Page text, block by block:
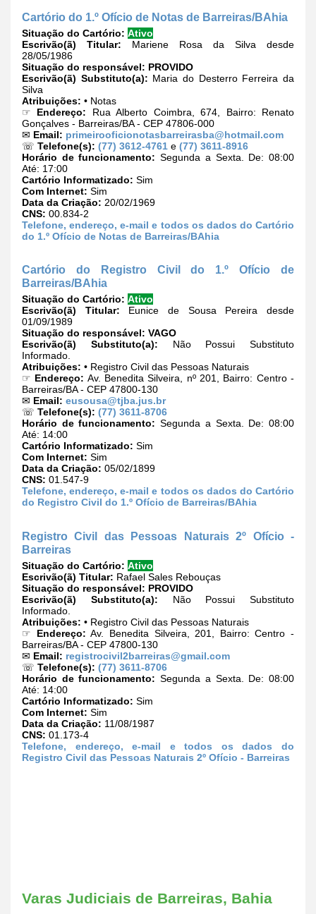
Cartório do 1.º Ofício de Notas de Barreiras/BAhia
Situação do Cartório: Ativo
Escrivão(ã) Titular: Mariene Rosa da Silva desde
28/05/1986
Situação do responsável: PROVIDO
Escrivão(ã) Substituto(a): Maria do Desterro Ferreira da
Silva
Atribuições: • Notas
☞ Endereço: Rua Alberto Coimbra, 674, Bairro: Renato
Gonçalves - Barreiras/BA - CEP 47806-000
✉ Email: primeirooficionotasbarreirasba@hotmail.com
☏ Telefone(s): (77) 3612-4761 e (77) 3611-8916
Horário de funcionamento: Segunda a Sexta. De: 08:00
Até: 17:00
Cartório Informatizado: Sim
Com Internet: Sim
Data da Criação: 20/02/1969
CNS: 00.834-2
Telefone, endereço, e-mail e todos os dados do Cartório
do 1.º Ofício de Notas de Barreiras/BAhia
Cartório do Registro Civil do 1.º Ofício de
Barreiras/BAhia
Situação do Cartório: Ativo
Escrivão(ã) Titular: Eunice de Sousa Pereira desde
01/09/1989
Situação do responsável: VAGO
Escrivão(ã) Substituto(a): Não Possui Substituto
Informado.
Atribuições: • Registro Civil das Pessoas Naturais
☞ Endereço: Av. Benedita Silveira, nº 201, Bairro: Centro -
Barreiras/BA - CEP 47800-130
✉ Email: eusousa@tjba.jus.br
☏ Telefone(s): (77) 3611-8706
Horário de funcionamento: Segunda a Sexta. De: 08:00
Até: 14:00
Cartório Informatizado: Sim
Com Internet: Sim
Data da Criação: 05/02/1899
CNS: 01.547-9
Telefone, endereço, e-mail e todos os dados do Cartório
do Registro Civil do 1.º Ofício de Barreiras/BAhia
Registro Civil das Pessoas Naturais 2º Ofício -
Barreiras
Situação do Cartório: Ativo
Escrivão(ã) Titular: Rafael Sales Rebouças
Situação do responsável: PROVIDO
Escrivão(ã) Substituto(a): Não Possui Substituto
Informado.
Atribuições: • Registro Civil das Pessoas Naturais
☞ Endereço: Av. Benedita Silveira, 201, Bairro: Centro -
Barreiras/BA - CEP 47800-130
✉ Email: registrocivil2barreiras@gmail.com
☏ Telefone(s): (77) 3611-8706
Horário de funcionamento: Segunda a Sexta. De: 08:00
Até: 14:00
Cartório Informatizado: Sim
Com Internet: Sim
Data da Criação: 11/08/1987
CNS: 01.173-4
Telefone, endereço, e-mail e todos os dados do
Registro Civil das Pessoas Naturais 2º Ofício - Barreiras
Varas Judiciais de Barreiras, Bahia